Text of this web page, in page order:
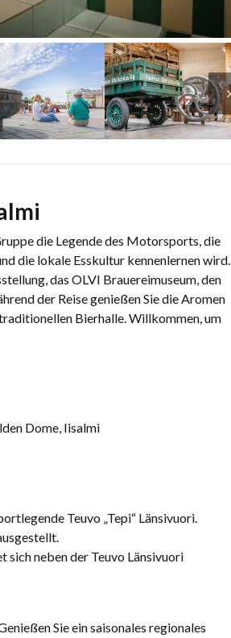
die Legende des Motorsports, die
die lokale Esskultur kennenlernen wird.
das OLVI Brauereimuseum, den
der Reise genießen Sie die Aromen
Bierhalle. Willkommen, um
Dome, Iisalmi
Teuvo „Tepi“ Länsivuori.
neben der Teuvo Länsivuori
Sie ein saisonales regionales